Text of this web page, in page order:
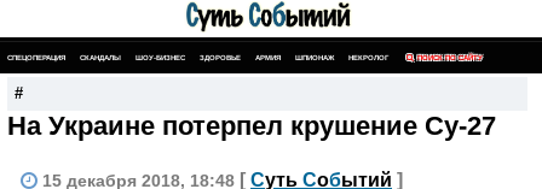
СПЕЦОПЕРАЦИЯ СКАНДАЛЫ ШОУ-БИЗНЕС ЗДОРОВЬЕ АРМИЯ ШПИОНАЖ НЕКРОЛОГ ПОИСК ПО САЙТУ
#
На Украине потерпел крушение Су-27
15 декабря 2018, 18:48 [ Суть Событий ]